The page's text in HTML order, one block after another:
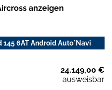
anzeigen
145 6AT Android Auto*Navi
24.149,00 €
ausweisbar